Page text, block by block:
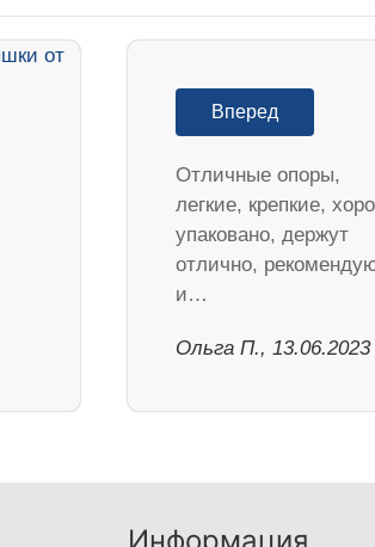
Вперед
Отличные опоры,
легкие, крепкие,
упаковано, держут
отлично,
и…
Ольга П., 13.06.2023
Информация